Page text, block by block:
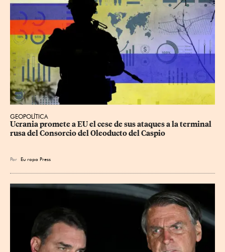
GEOPOLÍTICA
Ucrania promete a EU el cese de sus ataques a la terminal
rusa del Consorcio del Oleoducto del Caspio
Por Eu ropa Press